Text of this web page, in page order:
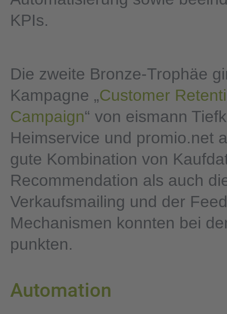
KPIs.
Die zweite Bronze-Trophäe
Kampagne „Customer
Campaign“ von eismann
Heimservice und promio.net
gute Kombination von
Recommendation als auch
Verkaufsmailing und der
Mechanismen konnten bei
punkten.
Automation